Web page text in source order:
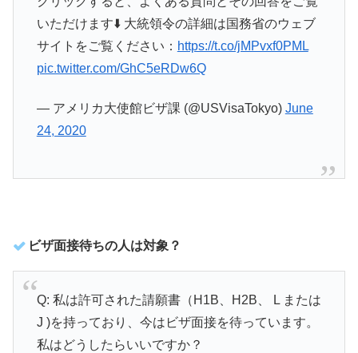
いただけます⬇️ 大統領令の詳細は国務省のウェブ
サイトをご覧ください： https://t.co/jMPvxf0PML
pic.twitter.com/GhC5eRDw6Q
— アメリカ大使館ビザ課 (@USVisaTokyo) June
24, 2020
ビザ面接待ちの人は対象？
Q: 私は許可された請願書（H1B、H2B、 L または
J )を持っており、今はビザ面接を待っています。
私はどうしたらいいですか？